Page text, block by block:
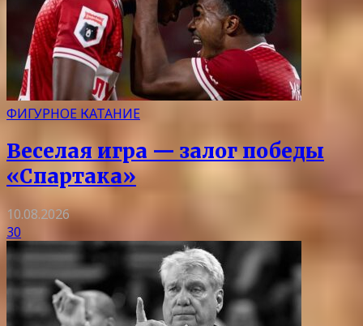
ФИГУРНОЕ КАТАНИЕ
Веселая игра — залог победы
«Спартака»
10.08.2026
30